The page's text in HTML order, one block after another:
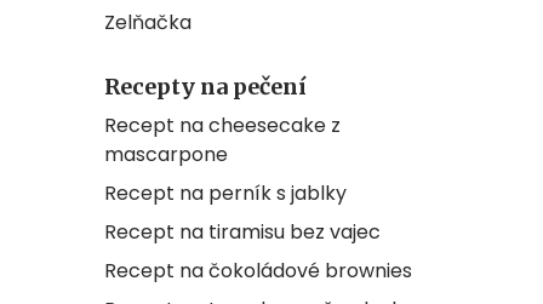
Zelňačka
Recepty na pečení
Recept na cheesecake z
mascarpone
Recept na perník s jablky
Recept na tiramisu bez vajec
Recept na čokoládové brownies